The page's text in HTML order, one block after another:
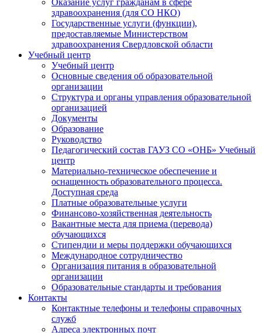
Оказание услуг гражданам в сфере
здравоохранения (для СО НКО)
Государственные услуги (функции),
предоставляемые Министерством
здравоохранения Свердловской области
Учебный центр
Учебный центр
Основные сведения об образовательной
организации
Структура и органы управления образовательной
организацией
Документы
Образование
Руководство
Педагогический состав ГАУЗ СО «ОНБ» Учебный
центр
Материально-техническое обеспечение и
оснащенность образовательного процесса.
Доступная среда
Платные образовательные услуги
Финансово-хозяйственная деятельность
Вакантные места для приема (перевода)
обучающихся
Стипендии и меры поддержки обучающихся
Международное сотрудничество
Организация питания в образовательной
организации
Образовательные стандарты и требования
Контакты
Контактные телефоны и телефоны справочных
служб
Адреса электронных почт